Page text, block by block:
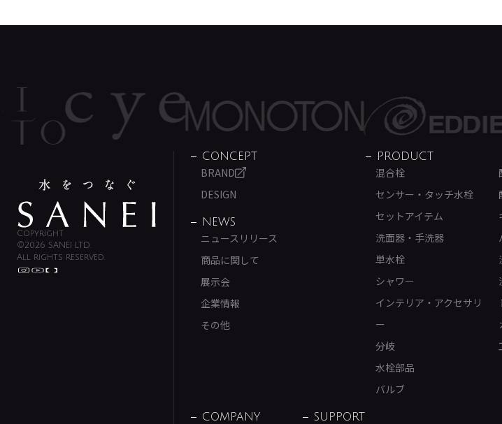
Copyright
©2026 SANEI LTD.
All rights reserved.
CONCEPT
BRAND
DESIGN
NEWS
ニュースリリース
商品に関して
展示会
企業情報
その他
PRODUCT
混合栓
センサー・タッチ水栓
セットアイテム
洗面器・手洗器
単水栓
シャワー
インテリア・アクセサリ
ー
分岐
水栓部品
バルブ
COMPANY SUPPORT